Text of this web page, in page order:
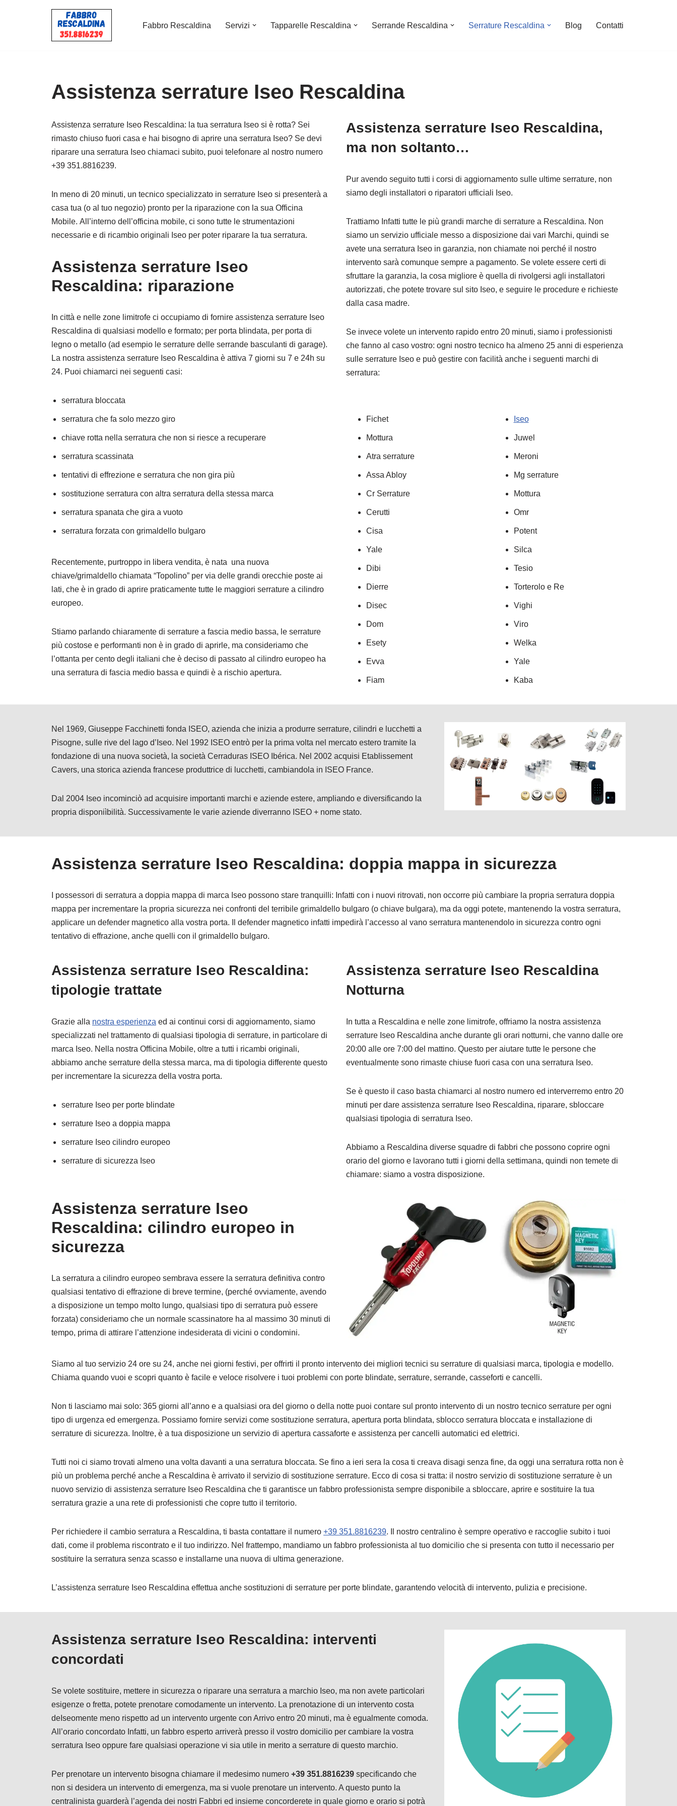
Fabbro Rescaldina Servizi Tapparelle Rescaldina Serrande Rescaldina Serrature Rescaldina Blog Contatti
Assistenza serrature Iseo Rescaldina
Assistenza serrature Iseo Rescaldina: la tua serratura Iseo si è rotta? Sei
rimasto chiuso fuori casa e hai bisogno di aprire una serratura Iseo? Se devi
riparare una serratura Iseo chiamaci subito, puoi telefonare al nostro numero
+39 351.8816239.
In meno di 20 minuti, un tecnico specializzato in serrature Iseo si presenterà a
casa tua (o al tuo negozio) pronto per la riparazione con la sua Officina
Mobile. All’interno dell’officina mobile, ci sono tutte le strumentazioni
necessarie e di ricambio originali Iseo per poter riparare la tua serratura.
Assistenza serrature Iseo
Rescaldina: riparazione
In città e nelle zone limitrofe ci occupiamo di fornire assistenza serrature Iseo
Rescaldina di qualsiasi modello e formato; per porta blindata, per porta di
legno o metallo (ad esempio le serrature delle serrande basculanti di garage).
La nostra assistenza serrature Iseo Rescaldina è attiva 7 giorni su 7 e 24h su
24. Puoi chiamarci nei seguenti casi:
serratura bloccata
serratura che fa solo mezzo giro
chiave rotta nella serratura che non si riesce a recuperare
serratura scassinata
tentativi di effrezione e serratura che non gira più
sostituzione serratura con altra serratura della stessa marca
serratura spanata che gira a vuoto
serratura forzata con grimaldello bulgaro
Recentemente, purtroppo in libera vendita, è nata una nuova
chiave/grimaldello chiamata “Topolino” per via delle grandi orecchie poste ai
lati, che è in grado di aprire praticamente tutte le maggiori serrature a cilindro
europeo.
Stiamo parlando chiaramente di serrature a fascia medio bassa, le serrature
più costose e performanti non è in grado di aprirle, ma consideriamo che
l’ottanta per cento degli italiani che è deciso di passato al cilindro europeo ha
una serratura di fascia medio bassa e quindi è a rischio apertura.
Assistenza serrature Iseo Rescaldina,
ma non soltanto…
Pur avendo seguito tutti i corsi di aggiornamento sulle ultime serrature, non
siamo degli installatori o riparatori ufficiali Iseo.
Trattiamo Infatti tutte le più grandi marche di serrature a Rescaldina. Non
siamo un servizio ufficiale messo a disposizione dai vari Marchi, quindi se
avete una serratura Iseo in garanzia, non chiamate noi perché il nostro
intervento sarà comunque sempre a pagamento. Se volete essere certi di
sfruttare la garanzia, la cosa migliore è quella di rivolgersi agli installatori
autorizzati, che potete trovare sul sito Iseo, e seguire le procedure e richieste
dalla casa madre.
Se invece volete un intervento rapido entro 20 minuti, siamo i professionisti
che fanno al caso vostro: ogni nostro tecnico ha almeno 25 anni di esperienza
sulle serrature Iseo e può gestire con facilità anche i seguenti marchi di
serratura:
Fichet
Mottura
Atra serrature
Assa Abloy
Cr Serrature
Cerutti
Cisa
Yale
Dibi
Dierre
Disec
Dom
Esety
Evva
Fiam
Iseo
Juwel
Meroni
Mg serrature
Mottura
Omr
Potent
Silca
Tesio
Torterolo e Re
Vighi
Viro
Welka
Yale
Kaba
Nel 1969, Giuseppe Facchinetti fonda ISEO, azienda che inizia a produrre serrature, cilindri e lucchetti a
Pisogne, sulle rive del lago d’Iseo. Nel 1992 ISEO entrò per la prima volta nel mercato estero tramite la
fondazione di una nuova società, la società Cerraduras ISEO Ibérica. Nel 2002 acquisi Etablissement
Cavers, una storica azienda francese produttrice di lucchetti, cambiandola in ISEO France.
Dal 2004 Iseo incominciò ad acquisire importanti marchi e aziende estere, ampliando e diversificando la
propria disponiìbilità. Successivamente le varie aziende diverranno ISEO + nome stato.
Assistenza serrature Iseo Rescaldina: doppia mappa in sicurezza
I possessori di serratura a doppia mappa di marca Iseo possono stare tranquilli: Infatti con i nuovi ritrovati, non occorre più cambiare la propria serratura doppia
mappa per incrementare la propria sicurezza nei confronti del terribile grimaldello bulgaro (o chiave bulgara), ma da oggi potete, mantenendo la vostra serratura,
applicare un defender magnetico alla vostra porta. Il defender magnetico infatti impedirà l’accesso al vano serratura mantenendolo in sicurezza contro ogni
tentativo di effrazione, anche quelli con il grimaldello bulgaro.
Assistenza serrature Iseo Rescaldina:
tipologie trattate
Grazie alla nostra esperienza ed ai continui corsi di aggiornamento, siamo
specializzati nel trattamento di qualsiasi tipologia di serrature, in particolare di
marca Iseo. Nella nostra Officina Mobile, oltre a tutti i ricambi originali,
abbiamo anche serrature della stessa marca, ma di tipologia differente questo
per incrementare la sicurezza della vostra porta.
serrature Iseo per porte blindate
serrature Iseo a doppia mappa
serrature Iseo cilindro europeo
serrature di sicurezza Iseo
Assistenza serrature Iseo Rescaldina
Notturna
In tutta a Rescaldina e nelle zone limitrofe, offriamo la nostra assistenza
serrature Iseo Rescaldina anche durante gli orari notturni, che vanno dalle ore
20:00 alle ore 7:00 del mattino. Questo per aiutare tutte le persone che
eventualmente sono rimaste chiuse fuori casa con una serratura Iseo.
Se è questo il caso basta chiamarci al nostro numero ed interverremo entro 20
minuti per dare assistenza serrature Iseo Rescaldina, riparare, sbloccare
qualsiasi tipologia di serratura Iseo.
Abbiamo a Rescaldina diverse squadre di fabbri che possono coprire ogni
orario del giorno e lavorano tutti i giorni della settimana, quindi non temete di
chiamare: siamo a vostra disposizione.
Assistenza serrature Iseo
Rescaldina: cilindro europeo in
sicurezza
La serratura a cilindro europeo sembrava essere la serratura definitiva contro
qualsiasi tentativo di effrazione di breve termine, (perché ovviamente, avendo
a disposizione un tempo molto lungo, qualsiasi tipo di serratura può essere
forzata) consideriamo che un normale scassinatore ha al massimo 30 minuti di
tempo, prima di attirare l’attenzione indesiderata di vicini o condomini.
Siamo al tuo servizio 24 ore su 24, anche nei giorni festivi, per offrirti il pronto intervento dei migliori tecnici su serrature di qualsiasi marca, tipologia e modello.
Chiama quando vuoi e scopri quanto è facile e veloce risolvere i tuoi problemi con porte blindate, serrature, serrande, casseforti e cancelli.
Non ti lasciamo mai solo: 365 giorni all’anno e a qualsiasi ora del giorno o della notte puoi contare sul pronto intervento di un nostro tecnico serrature per ogni
tipo di urgenza ed emergenza. Possiamo fornire servizi come sostituzione serratura, apertura porta blindata, sblocco serratura bloccata e installazione di
serrature di sicurezza. Inoltre, è a tua disposizione un servizio di apertura cassaforte e assistenza per cancelli automatici ed elettrici.
Tutti noi ci siamo trovati almeno una volta davanti a una serratura bloccata. Se fino a ieri sera la cosa ti creava disagi senza fine, da oggi una serratura rotta non è
più un problema perché anche a Rescaldina è arrivato il servizio di sostituzione serrature. Ecco di cosa si tratta: il nostro servizio di sostituzione serrature è un
nuovo servizio di assistenza serrature Iseo Rescaldina che ti garantisce un fabbro professionista sempre disponibile a sbloccare, aprire e sostituire la tua
serratura grazie a una rete di professionisti che copre tutto il territorio.
Per richiedere il cambio serratura a Rescaldina, ti basta contattare il numero +39 351.8816239. Il nostro centralino è sempre operativo e raccoglie subito i tuoi
dati, come il problema riscontrato e il tuo indirizzo. Nel frattempo, mandiamo un fabbro professionista al tuo domicilio che si presenta con tutto il necessario per
sostituire la serratura senza scasso e installarne una nuova di ultima generazione.
L’assistenza serrature Iseo Rescaldina effettua anche sostituzioni di serrature per porte blindate, garantendo velocità di intervento, pulizia e precisione.
Assistenza serrature Iseo Rescaldina: interventi
concordati
Se volete sostituire, mettere in sicurezza o riparare una serratura a marchio Iseo, ma non avete particolari
esigenze o fretta, potete prenotare comodamente un intervento. La prenotazione di un intervento costa
deIseomente meno rispetto ad un intervento urgente con Arrivo entro 20 minuti, ma è egualmente comoda.
All’orario concordato Infatti, un fabbro esperto arriverà presso il vostro domicilio per cambiare la vostra
serratura Iseo oppure fare qualsiasi operazione vi sia utile in merito a serrature di questo marchio.
Per prenotare un intervento bisogna chiamare il medesimo numero +39 351.8816239 specificando che
non si desidera un intervento di emergenza, ma si vuole prenotare un intervento. A questo punto la
centralinista guarderà l’agenda dei nostri Fabbri ed insieme concorderete in quale giorno e orario si potrà